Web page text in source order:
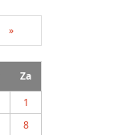
»
Za
1
8